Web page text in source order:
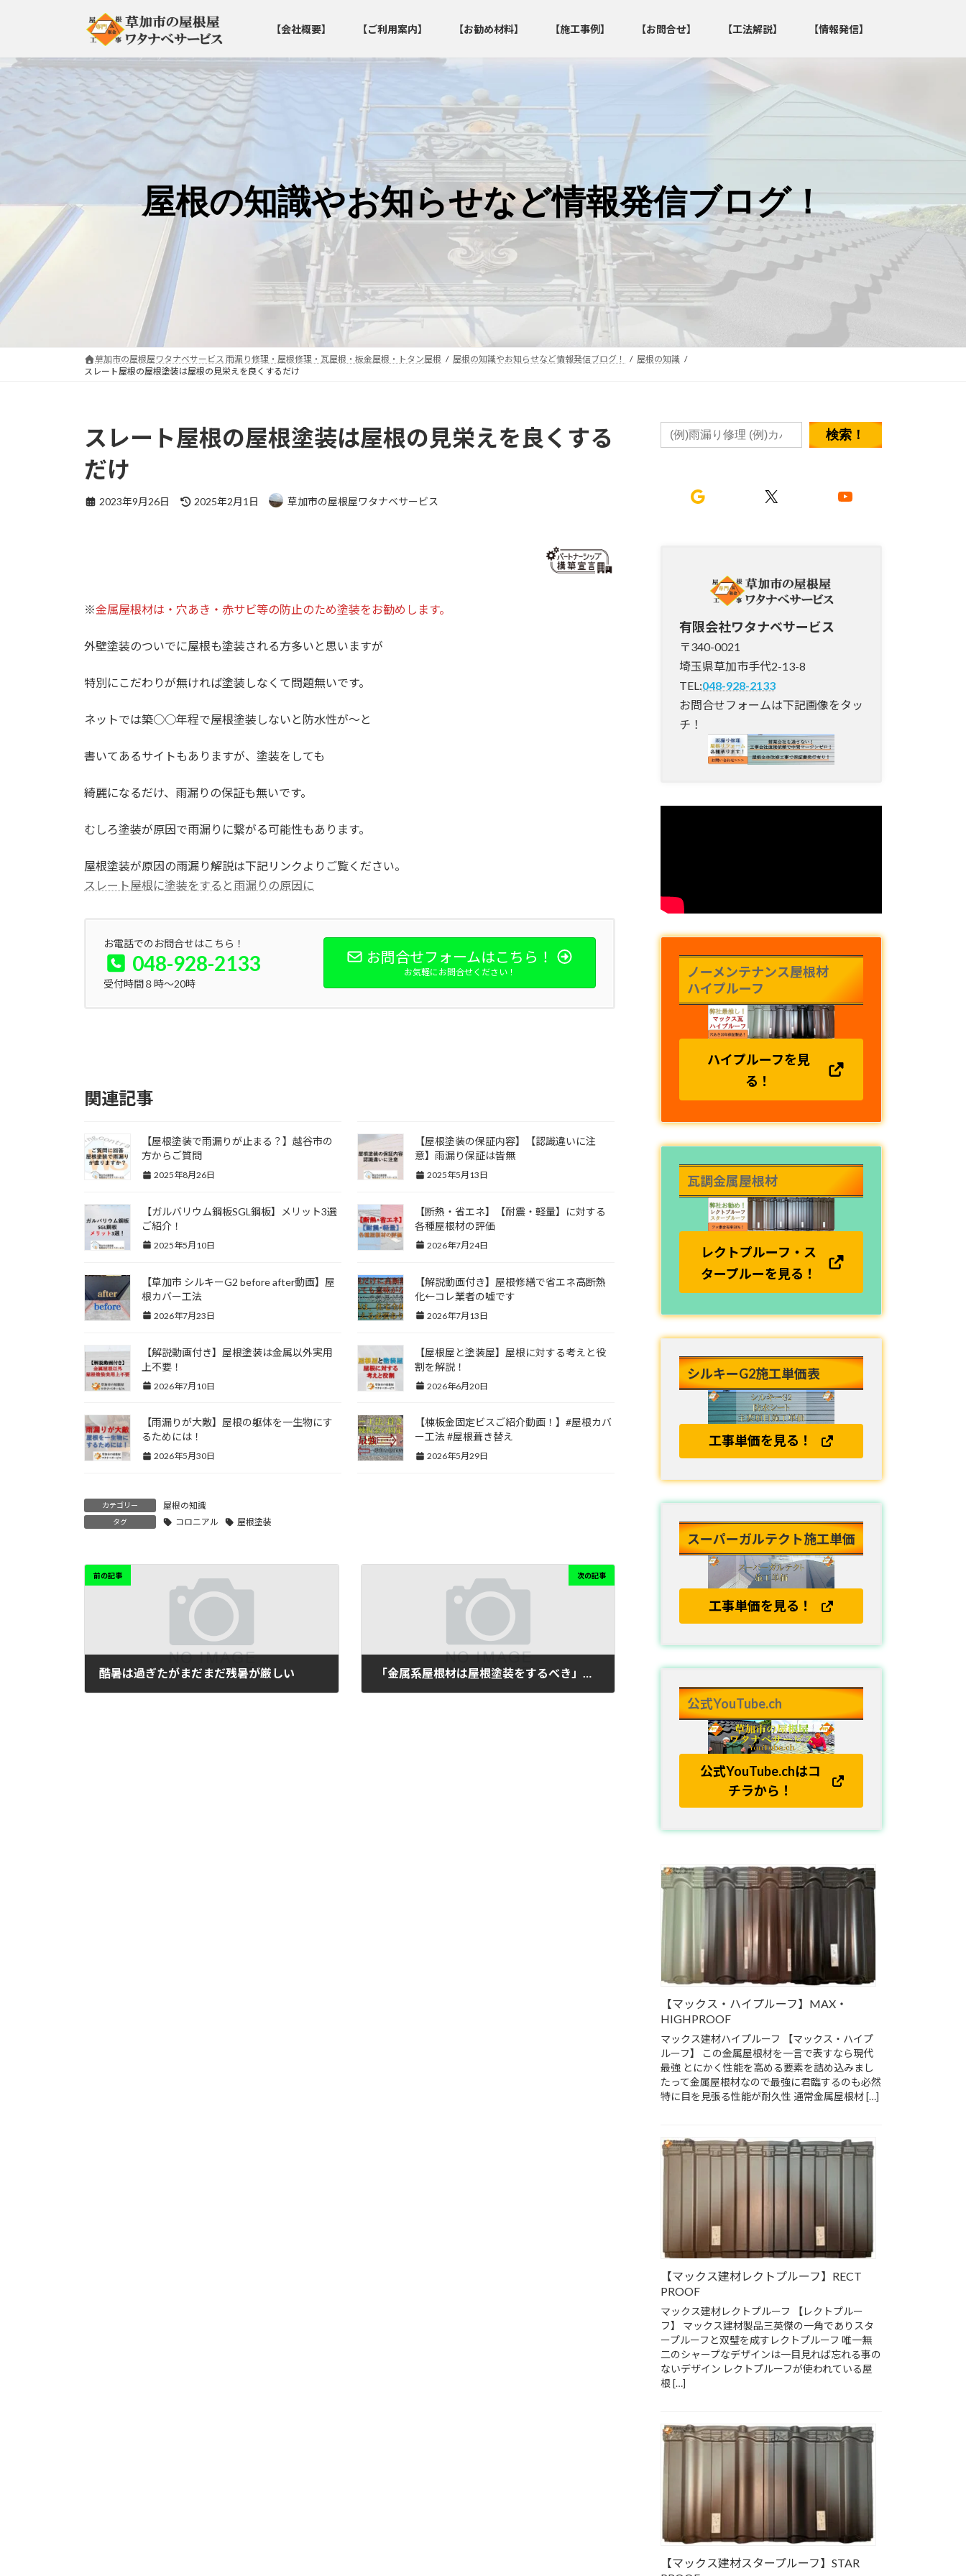
ン
ー
【会社概要】 【ご利用案内】 【お勧め材料】 【施工事例】 【お問合せ】 【工法解説】 【情報発信】
屋根の知識やお知らせなど情報発信ブログ！
草加市の屋根屋ワタナベサービス 雨漏り修理・屋根修理・瓦屋根・板金屋根・トタン屋根 屋根の知識やお知らせなど情報発信ブログ！
屋根の知識
スレート屋根の屋根塗装は屋根の見栄えを良くするだけ
スレート屋根の屋根塗装は屋根の見栄えを良くする
だけ
2023年9月26日
最
2025年2月1日 草加市の屋根屋ワタナベサービス
※金属屋根材は・穴あき・赤サビ等の防止のため塗装をお勧めします。
外壁塗装のついでに屋根も塗装される方多いと思いますが
特別にこだわりが無ければ塗装しなくて問題無いです。
ネットでは築○○年程で屋根塗装しないと防水性が～と
書いてあるサイトもありますが、塗装をしても
綺麗になるだけ、雨漏りの保証も無いです。
むしろ塗装が原因で雨漏りに繋がる可能性もあります。
屋根塗装が原因の雨漏り解説は下記リンクよりご覧ください。
スレート屋根に塗装をすると雨漏りの原因に
お電話でのお問合せはこちら！
048-928-2133
受付時間８時～20時
お問合せフォームはこちら！
お気軽にお問合せください！
関連記事
【屋根塗装で雨漏りが止まる？】越谷市の
方からご質問
2025年8月26日
【屋根塗装の保証内容】【認識違いに注
意】雨漏り保証は皆無
2025年5月13日
【ガルバリウム鋼板SGL鋼板】メリット3選
ご紹介！
2025年5月10日
【断熱・省エネ】【耐震・軽量】に対する
各種屋根材の評価
2026年7月24日
【草加市 シルキーG2 before after動画】屋
根カバー工法
2026年7月23日
【解説動画付き】屋根修繕で省エネ高断熱
化←コレ業者の嘘です
2026年7月13日
【解説動画付き】屋根塗装は金属以外実用
上不要！
2026年7月10日
【屋根屋と塗装屋】屋根に対する考えと役
割を解説！
2026年6月20日
【雨漏りが大敵】屋根の躯体を一生物にす
るためには！
2026年5月30日
【棟板金固定ビスご紹介動画！】#屋根カバ
ー工法 #屋根葺き替え
2026年5月29日
カテゴリー 屋根の知識
タグ コロニアル 屋根塗装
前の記事
酷暑は過ぎたがまだまだ残暑が厳しい
次の記事
「金属系屋根材は屋根塗装をするべき」赤錆・穴あき対策
検索！
Google X YouTube
有限会社ワタナベサービス
〒340-0021
埼玉県草加市手代2-13-8
TEL:048-928-2133
お問合せフォームは下記画像をタッ
チ！
ノーメンテナンス屋根材
ハイプルーフ
ハイプルーフを見
る！
瓦調金属屋根材
レクトプルーフ・ス
タープルーを見る！
シルキーG2施工単価表
工事単価を見る！
スーパーガルテクト施工単価
工事単価を見る！
公式YouTube.ch
公式YouTube.chはコ
チラから！
【マックス・ハイプルーフ】MAX・
HIGHPROOF
マックス建材ハイプルーフ 【マックス・ハイプ
ルーフ】 この金属屋根材を一言で表すなら現代
最強 とにかく性能を高める要素を詰め込みまし
たって金属屋根材なので最強に君臨するのも必然
特に目を見張る性能が耐久性 通常金属屋根材 […]
【マックス建材レクトプルーフ】RECT
PROOF
マックス建材レクトプルーフ 【レクトプルー
フ】 マックス建材製品三英傑の一角でありスタ
ープルーフと双璧を成すレクトプルーフ 唯一無
二のシャープなデザインは一目見れば忘れる事の
ないデザイン レクトプルーフが使われている屋
根 […]
【マックス建材スタープルーフ】STAR